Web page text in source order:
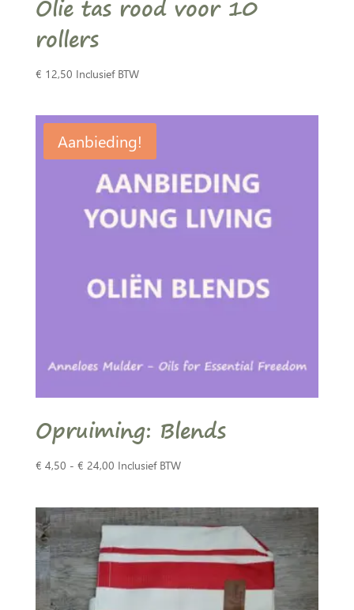
Olie tas rood voor 10
rollers
€ 12,50 Inclusief BTW
Aanbieding!
Opruiming: Blends
€ 4,50 - € 24,00Prijsklasse:
€ 24,00
Inclusief BTW